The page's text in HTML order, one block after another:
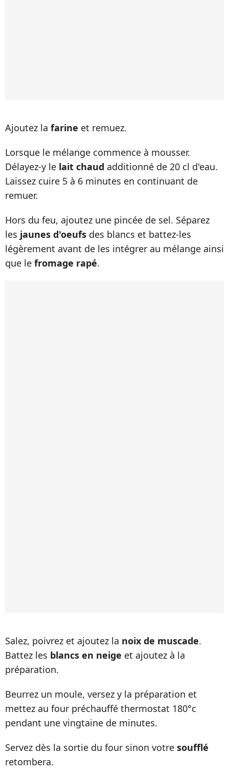
Ajoutez la farine et remuez.
Lorsque le mélange commence à mousser.
Délayez-y le lait chaud additionné de 20 cl d'eau.
Laissez cuire 5 à 6 minutes en continuant de
remuer.
Hors du feu, ajoutez une pincée de sel. Séparez
les jaunes d'oeufs des blancs et battez-les
légèrement avant de les intégrer au mélange ainsi
que le fromage rapé.
Salez, poivrez et ajoutez la noix de muscade.
Battez les blancs en neige et ajoutez à la
préparation.
Beurrez un moule, versez y la préparation et
mettez au four préchauffé thermostat 180°c
pendant une vingtaine de minutes.
Servez dès la sortie du four sinon votre soufflé
retombera.